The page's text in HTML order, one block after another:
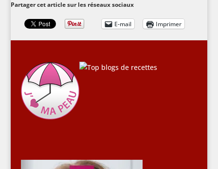
Partager cet article sur les réseaux sociaux
E-mail Imprimer